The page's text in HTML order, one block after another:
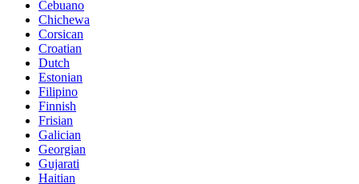
Cebuano
Chichewa
Corsican
Croatian
Dutch
Estonian
Filipino
Finnish
Frisian
Galician
Georgian
Gujarati
Haitian